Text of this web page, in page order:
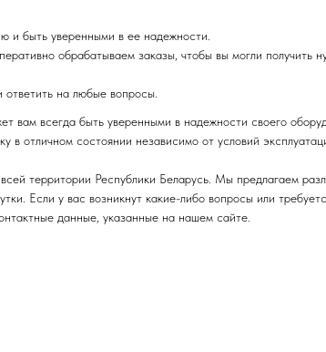
и быть уверенными в ее надежности.
обрабатываем заказы, чтобы вы могли получить
на любые вопросы.
вам всегда быть уверенными в надежности своего
отличном состоянии независимо от условий
территории Республики Беларусь. Мы предлагаем
Если у вас возникнут какие-либо вопросы или
данные, указанные на нашем сайте.